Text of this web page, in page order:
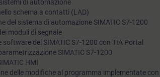
controllo e il monitoraggio dell'operatore.
di automazione
schema a contatti (LAD)
del sistema di automazione SIMATIC S7-1200
moduli di segnale
del SIMATIC S7-1200 con TIA Portal
SIMATIC S7-1200
HMI
delle modifiche al programma implementate con